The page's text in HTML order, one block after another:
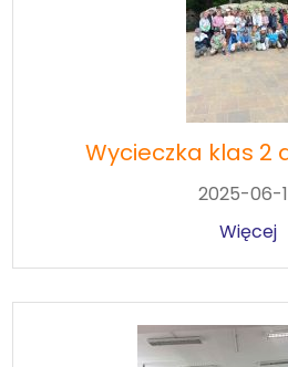
Wycieczka klas 2
2025-06-
Więcej